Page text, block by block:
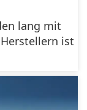
lang mit
ist